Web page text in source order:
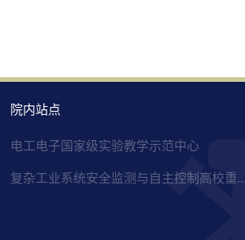
院内站点
电工电子国家级实验教学示范中心
复杂工业系统安全监测与自主控制高校重...